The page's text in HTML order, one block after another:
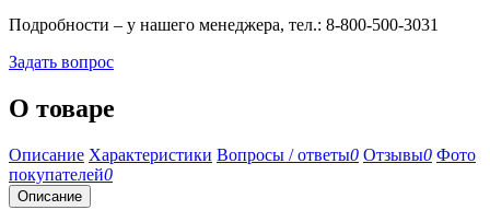
Подробности – у нашего менеджера, тел.: 8-800-500-3031
Задать вопрос
О товаре
Описание Характеристики Вопросы / ответы0 Отзывы0 Фото
покупателей0
Описание